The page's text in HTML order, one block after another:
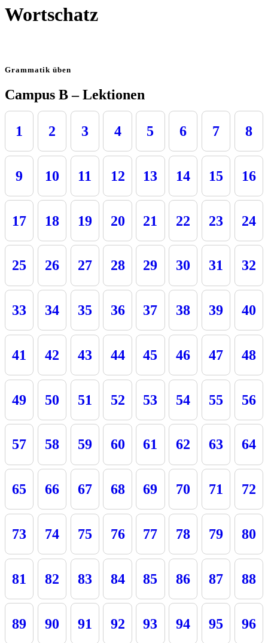
Wortschatz
Grammatik üben
Campus B – Lektionen
1 2 3 4 5 6 7 8
9 10 11 12 13 14 15 16
17 18 19 20 21 22 23 24
25 26 27 28 29 30 31 32
33 34 35 36 37 38 39 40
41 42 43 44 45 46 47 48
49 50 51 52 53 54 55 56
57 58 59 60 61 62 63 64
65 66 67 68 69 70 71 72
73 74 75 76 77 78 79 80
81 82 83 84 85 86 87 88
89 90 91 92 93 94 95 96